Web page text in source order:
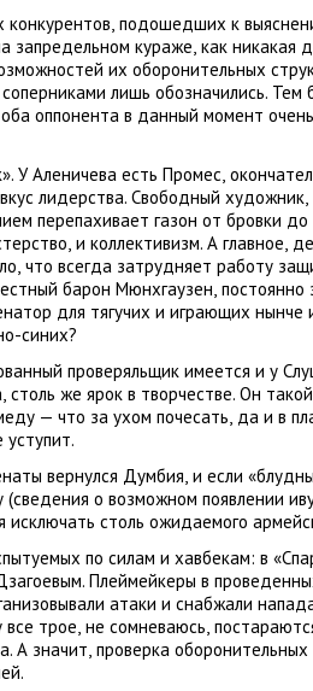
конкурентов, подошедших к
запредельном кураже, как никакая
их оборонительных
лишь обозначились. Тем
оппонента в данный момент
У Аленичева есть Промес,
лидерства. Свободный художник,
перепахивает газон от бровки до
, и коллективизм. А главное,
, что всегда затрудняет работу
барон Мюнхгаузен, постоянно
для тягучих и играющих нынче
синих?
проверяльщик имеется и у
, столь же ярок в творчестве. Он
— что за ухом почесать, да и в
уступит.
вернулся Думбия, и если «
(сведения о возможном появлении
исключать столь ожидаемого
по силам и хавбекам: в
Плеймейкеры в
атаки и снабжали
все трое, не сомневаюсь,
А значит, проверка